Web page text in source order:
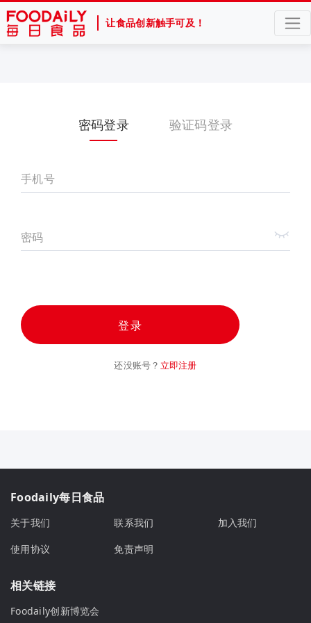
让食品创新触手可及！
密码登录 验证码登录
手机号
密码
登录
还没账号？ 立即注册
Foodaily每日食品
关于我们 联系我们
加入我们
使用协议
免责声明
相关链接
Foodaily创新博览会